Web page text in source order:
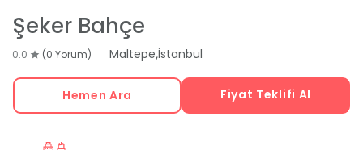
Şeker Bahçe
0.0 (0 Yorum) Maltepe,İstanbul
Hemen Ara Fiyat Teklifi Al